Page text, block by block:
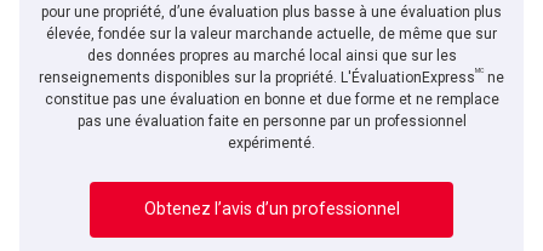
pour une propriété, d’une évaluation plus basse à une évaluation plus
élevée, fondée sur la valeur marchande actuelle, de même que sur
des données propres au marché local ainsi que sur les
renseignements disponibles sur la propriété. L'ÉvaluationExpressMC ne
constitue pas une évaluation en bonne et due forme et ne remplace
pas une évaluation faite en personne par un professionnel
expérimenté.
Obtenez l’avis d’un professionnel